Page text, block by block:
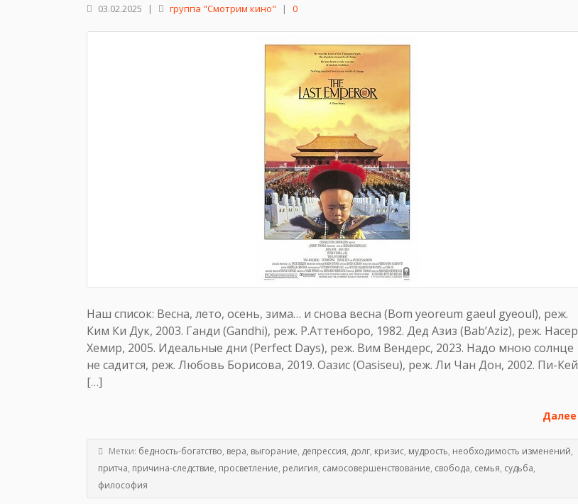
03.02.2025 | группа "Смотрим кино" | 0
Наш список: Весна, лето, осень, зима… и снова весна (Bom yeoreum gaeul gyeoul), реж.
Ким Ки Дук, 2003. Ганди (Gandhi), реж. Р.Аттенборо, 1982. Дед Азиз (Bab’Aziz), реж. Насер
Хемир, 2005. Идеальные дни (Perfect Days), реж. Вим Вендерс, 2023. Надо мною солнце
не садится, реж. Любовь Борисова, 2019. Оазис (Oasiseu), реж. Ли Чан Дон, 2002. Пи-Кей
[…]
Далее
Метки: бедность-богатство, вера, выгорание, депрессия, долг, кризис, мудрость, необходимость изменений,
притча, причина-следствие, просветление, религия, самосовершенствование, свобода, семья, судьба,
философия